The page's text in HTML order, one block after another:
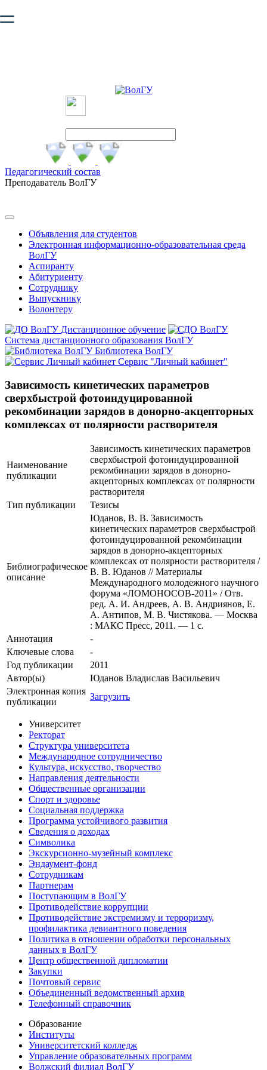
безопасную работу с сайтом. Пожалуйста
Педагогический состав
Преподаватель ВолГУ
Объявления для студентов
Электронная информационно-образовательная среда
ВолГУ
Аспиранту
Абитуриенту
Сотруднику
Выпускнику
Волонтеру
Дистанционное обучение
Система дистанционного образования ВолГУ
Библиотека ВолГУ
Сервис "Личный кабинет"
Зависимость кинетических параметров
сверхбыстрой фотоиндуцированной
рекомбинации зарядов в донорно-акцепторных
комплексах от полярности растворителя
Наименование
публикации
Зависимость кинетических параметров
сверхбыстрой фотоиндуцированной
рекомбинации зарядов в донорно-
акцепторных комплексах от полярности
растворителя
Тип публикации
Тезисы
Библиографическое
описание
Юданов, В. В. Зависимость
кинетических параметров сверхбыстрой
фотоиндуцированной рекомбинации
зарядов в донорно-акцепторных
комплексах от полярности растворителя /
В. В. Юданов // Материалы
Международного молодежного научного
форума «ЛОМОНОСОВ-2011» / Отв.
ред. А. И. Андреев, А. В. Андриянов, Е.
А. Антипов, М. В. Чистякова. — Москва
: МАКС Пресс, 2011. — 1 с.
Аннотация
-
Ключевые cлова
-
Год публикации
2011
Автор(ы)
Юданов Владислав Васильевич
Электронная копия
публикации
Загрузить
Университет
Ректорат
Структура университета
Международное сотрудничество
Культура, искусство, творчество
Направления деятельности
Общественные организации
Спорт и здоровье
Социальная поддержка
Программа устойчивого развития
Сведения о доходах
Символика
Экскурсионно-музейный комплекс
Эндаумент-фонд
Сотрудникам
Партнерам
Поступающим в ВолГУ
Противодействие коррупции
Противодействие экстремизму и терроризму,
профилактика девиантного поведения
Политика в отношении обработки персональных
данных в ВолГУ
Центр общественной дипломатии
Закупки
Почтовый сервис
Объединенный ведомственный архив
Телефонный справочник
Образование
Институты
Университетский колледж
Управление образовательных программ
Волжский филиал ВолГУ